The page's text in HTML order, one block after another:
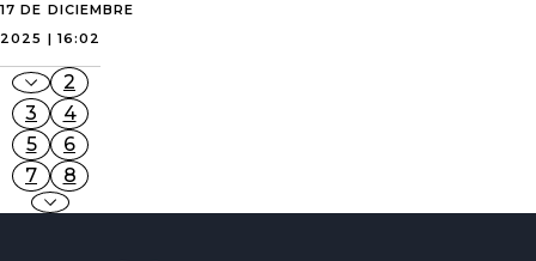
17 DE DICIEMBRE
2025 | 16:02
2
3
4
5
6
7
8